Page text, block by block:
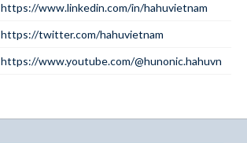
https://www.linkedin.com/in/hahuvietnam
https://twitter.com/hahuvietnam
https://www.youtube.com/@hunonic.hahuvn